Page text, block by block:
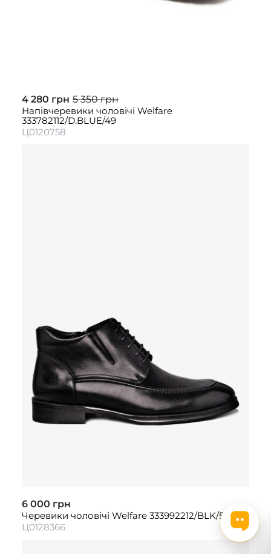
4 280 грн 5 350 грн
Напівчеревики чоловічі Welfare
333782112/D.BLUE/49
Ц0120758
6 000 грн
Черевики чоловічі Welfare 333992212/BLK/51
Ц0128366